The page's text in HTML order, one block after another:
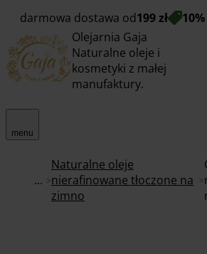
darmowa dostawa od199 zł
Olejarnia Gaja
Naturalne oleje i
kosmetyki z małej
manufaktury.
menu
...
Naturalne oleje
nierafinowane tłoczone na
zimno